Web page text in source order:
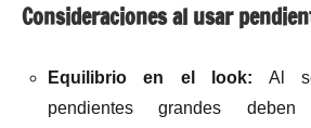
Consideraciones al usar
Equilibrio en el look: Al
pendientes grandes deben